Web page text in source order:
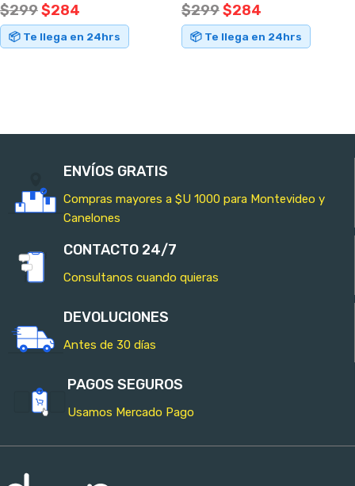
$299$284
📦 Te llega en 24hrs
$299$284
📦 Te llega en 24hrs
ENVÍOS GRATIS
Compras mayores a $U 1000 para Montevideo y
Canelones
CONTACTO 24/7
Consultanos cuando quieras
DEVOLUCIONES
Antes de 30 días
PAGOS SEGUROS
Usamos Mercado Pago